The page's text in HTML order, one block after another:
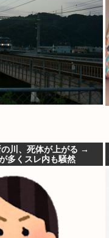
の川、死体が上がる →
多くスレ内も騒然